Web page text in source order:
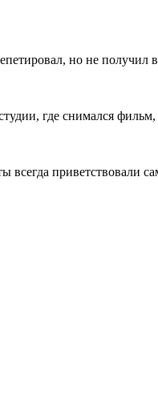
но не получил
где снимался
приветствовали